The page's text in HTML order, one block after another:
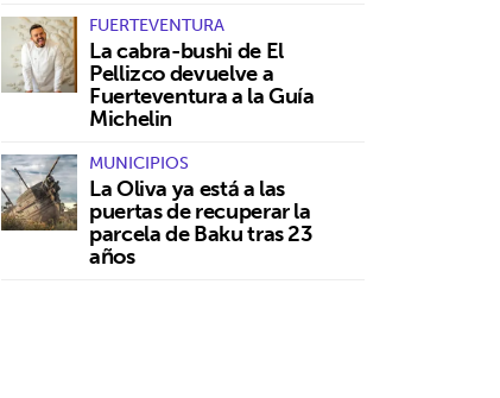
FUERTEVENTURA
La cabra-bushi de El
Pellizco devuelve a
Fuerteventura a la Guía
Michelin
MUNICIPIOS
La Oliva ya está a las
puertas de recuperar la
parcela de Baku tras 23
años